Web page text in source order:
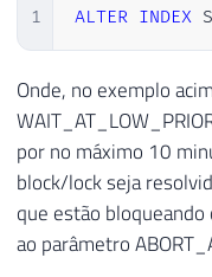
1 ALTER INDEX
Onde, no exemplo
por no máximo 10
block/lock seja
que estão
ao parâmetro